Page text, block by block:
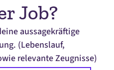
Job?
aussagekräftige
(Lebenslauf,
relevante Zeugnisse)